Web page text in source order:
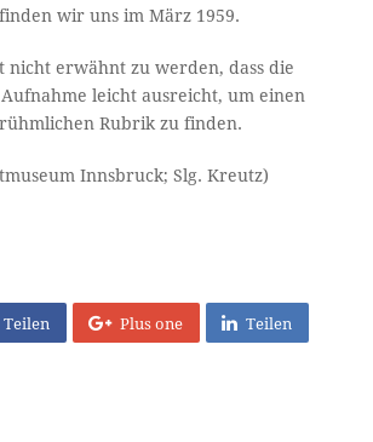
wir uns im März 1959.
nicht erwähnt zu werden, dass die
leicht ausreicht, um einen
Rubrik zu finden.
Innsbruck; Slg. Kreutz)
Teilen Plus one Teilen